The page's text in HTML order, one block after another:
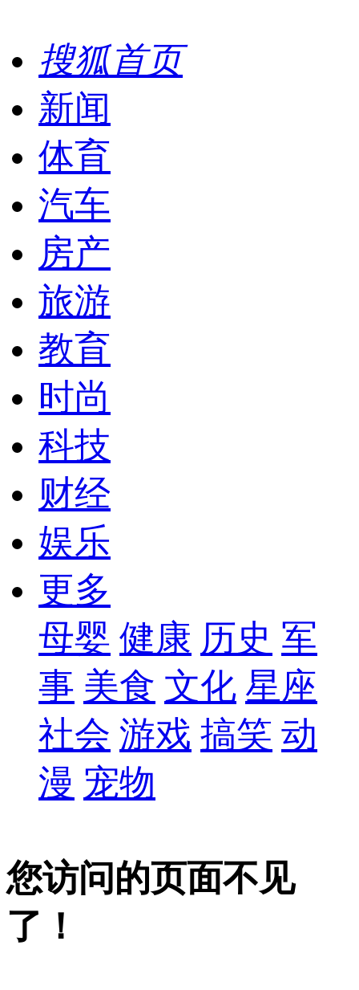
搜狐首页
新闻
体育
汽车
房产
旅游
教育
时尚
科技
财经
娱乐
更多
母婴 健康 历史 军
事 美食 文化 星座
社会 游戏 搞笑 动
漫 宠物
您访问的页面不见
了！